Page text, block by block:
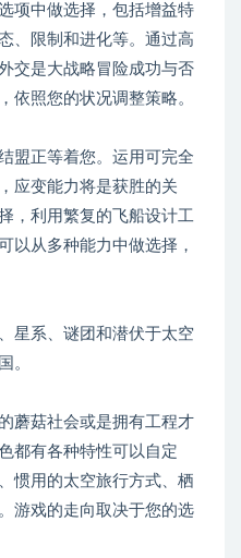
项中做选择，包括增益特
、限制和进化等。通过高
交是大战略冒险成功与否
依照您的状况调整策略。
盟正等着您。运用可完全
应变能力将是获胜的关
，利用繁复的飞船设计工
以从多种能力中做选择，
星系、谜团和潜伏于太空
。
蘑菇社会或是拥有工程才
都有各种特性可以自定
惯用的太空旅行方式、栖
游戏的走向取决于您的选